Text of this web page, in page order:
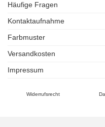
Häufige Fragen
Kontaktaufnahme
Farbmuster
Versandkosten
Impressum
Widerrufsrecht